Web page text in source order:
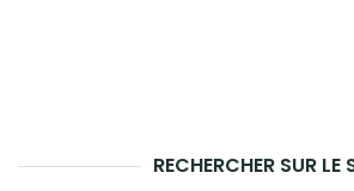
RECHERCHER SUR LE